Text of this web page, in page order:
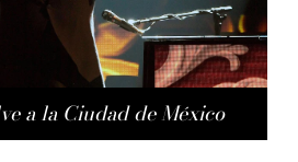
a la Ciudad de México